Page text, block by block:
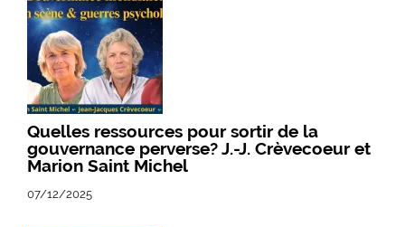
Quelles ressources pour sortir de la
gouvernance perverse? J.-J. Crèvecoeur et
Marion Saint Michel
07/12/2025